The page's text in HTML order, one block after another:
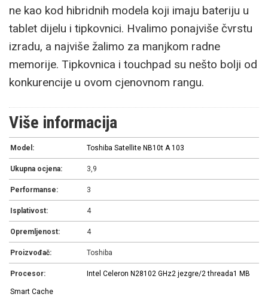
ne kao kod hibridnih modela koji imaju bateriju u
tablet dijelu i tipkovnici. Hvalimo ponajviše čvrstu
izradu, a najviše žalimo za manjkom radne
memorije. Tipkovnica i touchpad su nešto bolji od
konkurencije u ovom cjenovnom rangu.
Više informacija
Model: Toshiba Satellite NB10t A 103
Ukupna ocjena: 3,9
Performanse: 3
Isplativost: 4
Opremljenost: 4
Proizvođač: Toshiba
Procesor: Intel Celeron N28102 GHz2 jezgre/2 threada1 MB
Smart Cache